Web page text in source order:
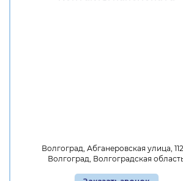
Волгоград, Абганеровская улица,
Волгоград, Волгоградская